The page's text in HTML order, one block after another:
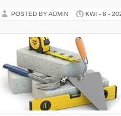
POSTED BY ADMIN KWI - 8 -